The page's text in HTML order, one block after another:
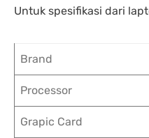
Untuk spesifikasi dari
Brand
Processor
Grapic Card